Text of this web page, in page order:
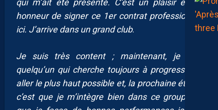
qui m’ait été présenté. C’est un plaisir et un
honneur de signer ce 1er contrat professionnel
ici. J’arrive dans un grand club.
Je suis très content ; maintenant, je suis
quelqu’un qui cherche toujours à progresser, à
aller le plus haut possible et, la prochaine étape,
c’est que je m’intègre bien dans ce groupe et